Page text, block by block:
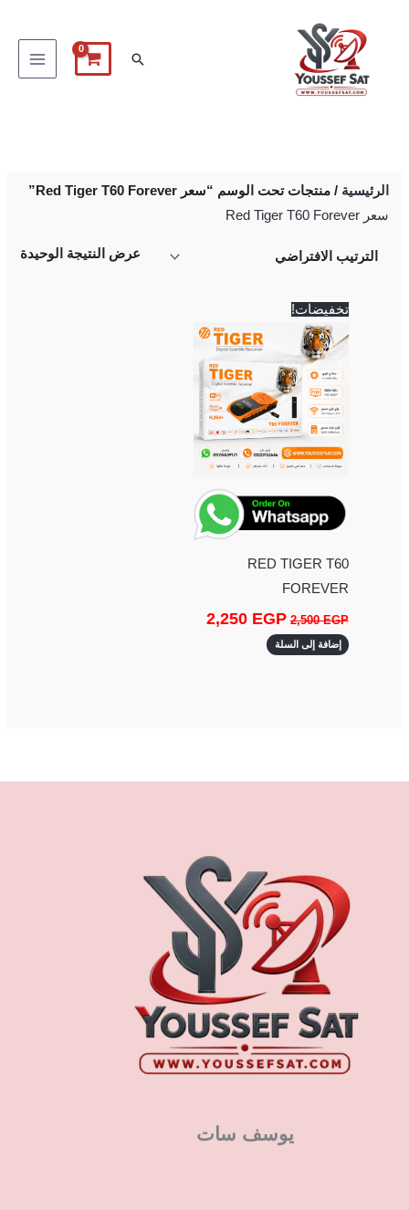
البحث
الرئيسية / منتجات تحت الوسم “سعر Red Tiger T60 Forever”
سعر Red Tiger T60 Forever
عرض النتيجة الوحيدة
تخفيضات!
RED TIGER T60
FOREVER
2,500EGP
2,500 EGP.
2,250 EGP
هو:
إضافة إلى السلة
يوسف سات